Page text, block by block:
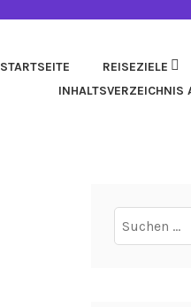
STARTSEITE REISEZIELE
INHALTSVERZEICHNIS
Suchen
nach: